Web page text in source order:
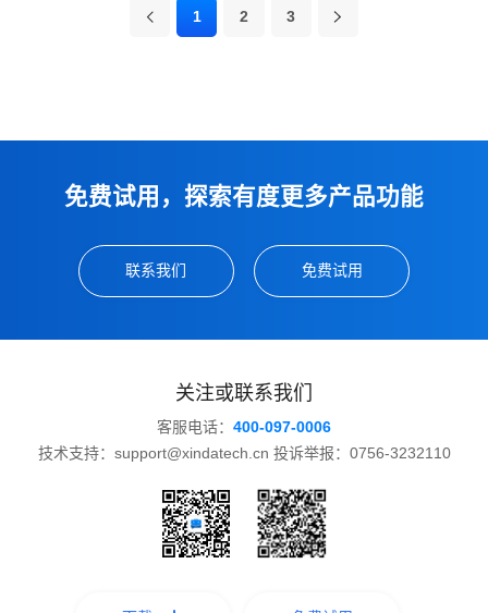
1 2 3
免费试用，探索有度更多产品功能
联系我们 免费试用
关注或联系我们
客服电话： 400-097-0006
技术支持：support@xindatech.cn 投诉举报：0756-3232110